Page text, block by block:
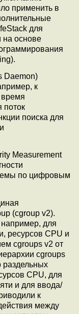
применить в
для
на основе
Daemon)
к
время
поток
поиска для
Measurement
по цифровым
(cgroup v2).
для
ресурсов CPU и
cgroups v2 от
cgroups
раздельных
CPU, для
и для ввода/
к
между